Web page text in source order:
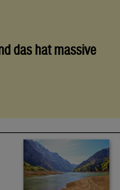
das hat massive